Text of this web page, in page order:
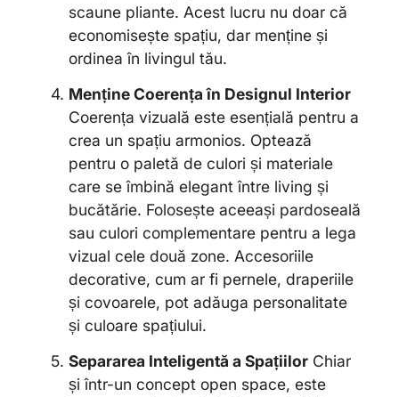
scaune pliante. Acest lucru nu doar că
economisește spațiu, dar menține și
ordinea în livingul tău.
Menține Coerența în Designul Interior
Coerența vizuală este esențială pentru a
crea un spațiu armonios. Optează
pentru o paletă de culori și materiale
care se îmbină elegant între living și
bucătărie. Folosește aceeași pardoseală
sau culori complementare pentru a lega
vizual cele două zone. Accesoriile
decorative, cum ar fi pernele, draperiile
și covoarele, pot adăuga personalitate
și culoare spațiului.
Separarea Inteligentă a Spațiilor Chiar
și într-un concept open space, este